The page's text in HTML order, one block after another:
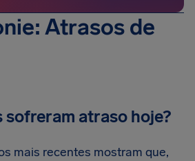
Atrasos de
sofreram atraso hoje?
mais recentes mostram que,